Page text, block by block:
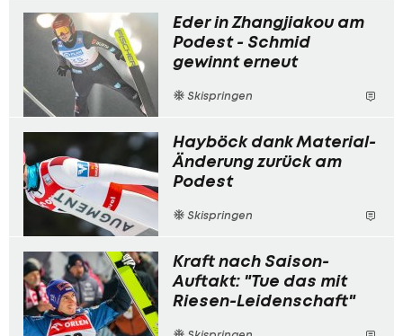
Eder in Zhangjiakou am
Podest - Schmid
gewinnt erneut
Skispringen
Hayböck dank Material-
Änderung zurück am
Podest
Skispringen
Kraft nach Saison-
Auftakt: "Tue das mit
Riesen-Leidenschaft"